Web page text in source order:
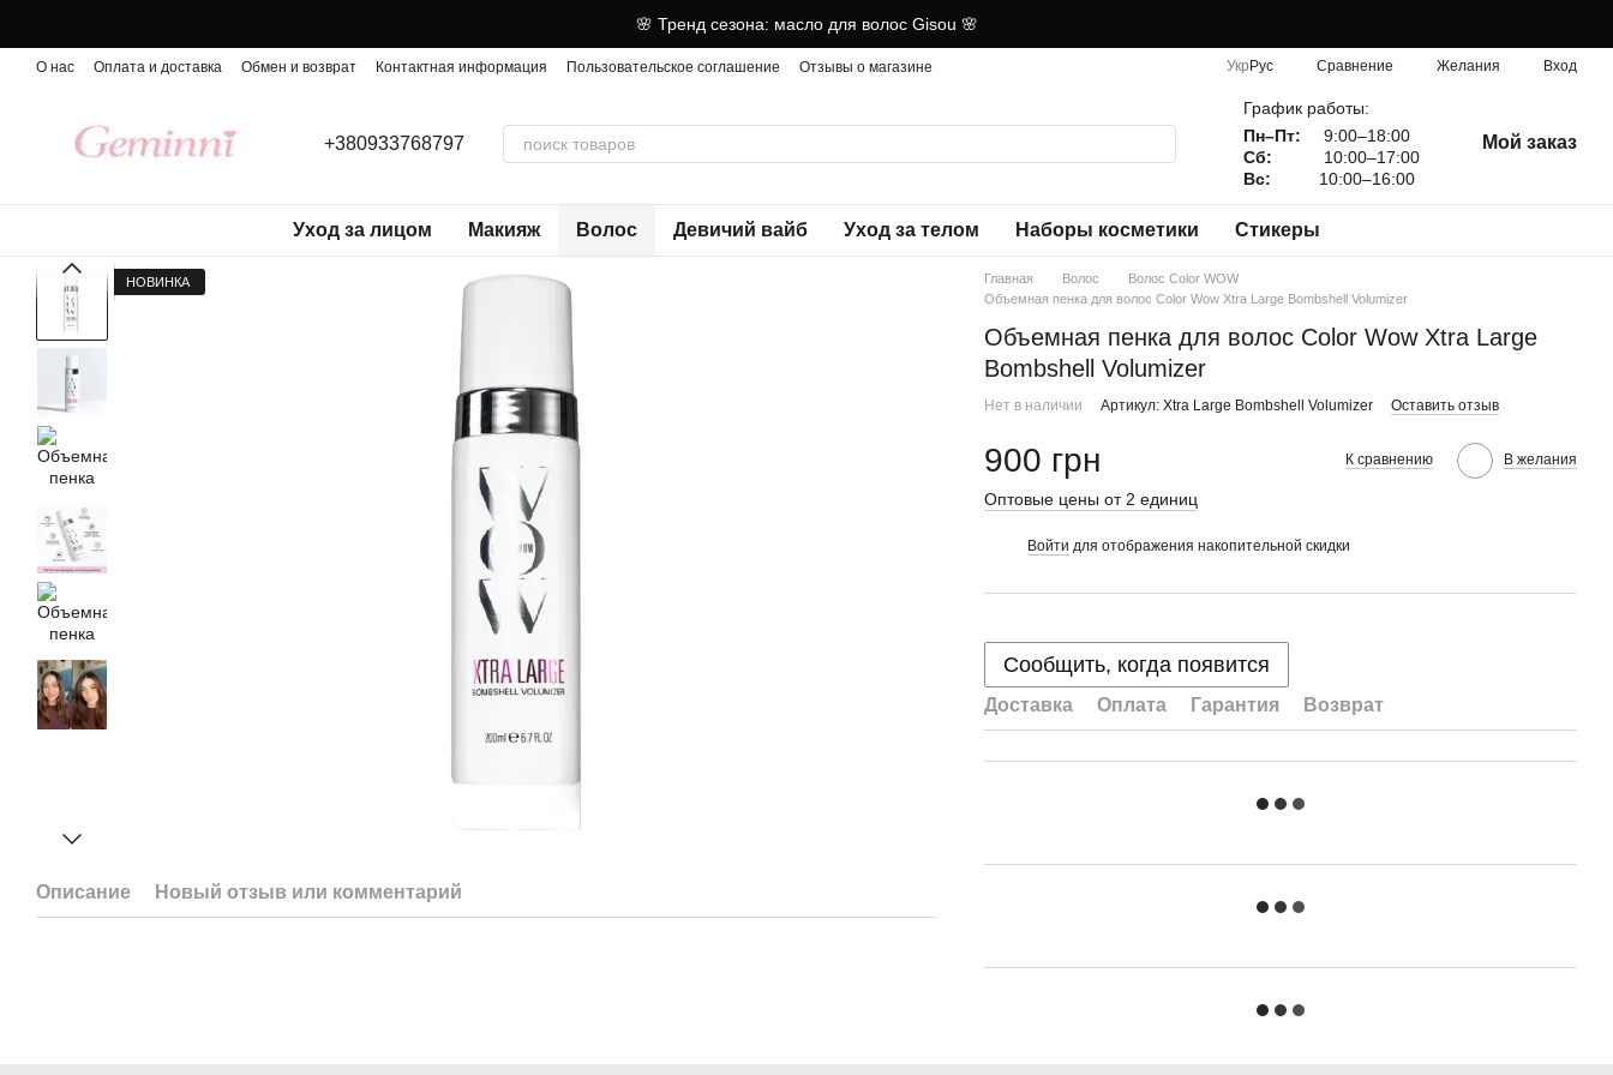
🌸 Тренд сезона: масло для волос Gisou 🌸
О нас Оплата и доставка Обмен и возврат Контактная информация Пользовательское соглашение Отзывы о магазине Укр Рус Сравнение Желания Вход
+380933768797
График работы:
Пн–Пт:
9:00–18:00
Сб:
10:00–17:00
Вс:
10:00–16:00
Мой заказ
Уход за лицом Макияж Волос Девичий вайб Уход за телом Наборы косметики Стикеры
НОВИНКА
Описание Новый отзыв или комментарий
Главная Волос
Волос Color WOW
Объемная пенка для волос Color Wow Xtra Large Bombshell Volumizer
Объемная пенка для волос Color Wow Xtra Large
Bombshell Volumizer
Нет в наличии Артикул: Xtra Large Bombshell Volumizer Оставить отзыв
900 грн К сравнению В желания
Оптовые цены от 2 единиц
Войти для отображения накопительной скидки
Сообщить, когда появится
Доставка Оплата Гарантия Возврат